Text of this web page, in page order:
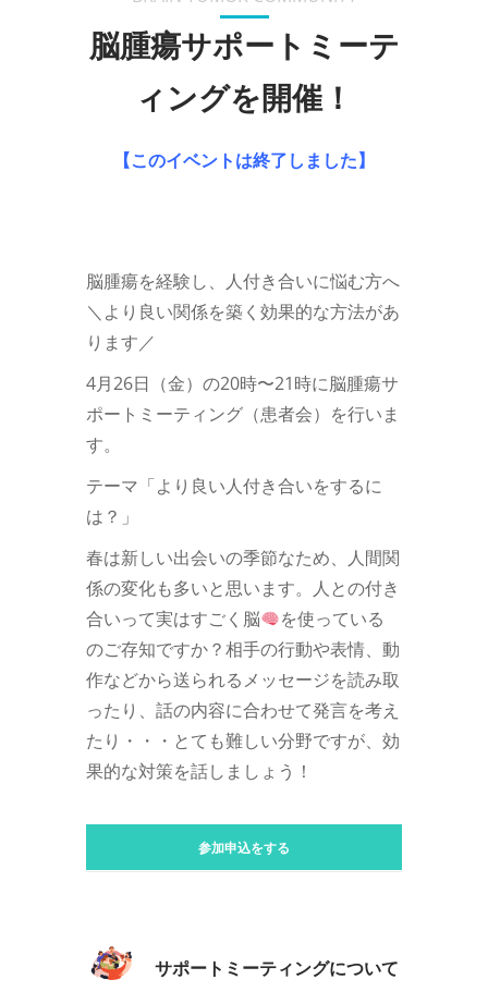
脳腫瘍サポートミーテ
ィングを開催！
【このイベントは終了しました】
脳腫瘍を経験し、人付き合いに悩む方へ
＼より良い関係を築く効果的な方法があ
ります／
4月26日（金）の20時〜21時に脳腫瘍サ
ポートミーティング（患者会）を行いま
す。
テーマ「より良い人付き合いをするに
は？」
春は新しい出会いの季節なため、人間関
係の変化も多いと思います。人との付き
合いって実はすごく脳
を使っている
のご存知ですか？相手の行動や表情、動
作などから送られるメッセージを読み取
ったり、話の内容に合わせて発言を考え
たり・・・とても難しい分野ですが、効
果的な対策を話しましょう！
参加申込をする
サポートミーティングについて